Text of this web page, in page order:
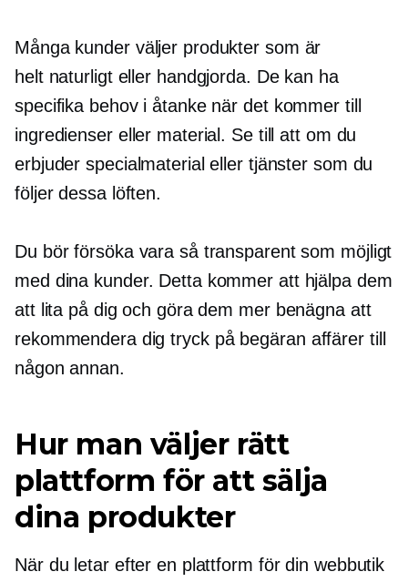
Många kunder väljer produkter som är
helt naturligteller handgjorda. De kan ha
specifika behov i åtanke när det kommer till
ingredienser eller material. Se till att om du
erbjuder specialmaterial eller tjänster som du
följer dessa löften.
Du bör försöka vara så transparent som möjligt
med dina kunder. Detta kommer att hjälpa dem
att lita på dig och göra dem mer benägna att
rekommendera digtryck på begäran affärer till
någon annan.
Hur man väljer rätt
plattform för att sälja
dina produkter
När du letar efter en plattform för din webbutik